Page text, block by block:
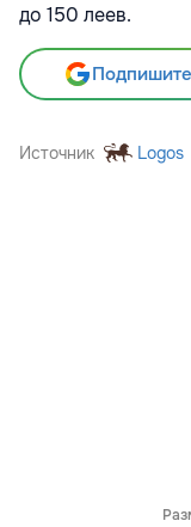
до 150 леев.
Источник Logos